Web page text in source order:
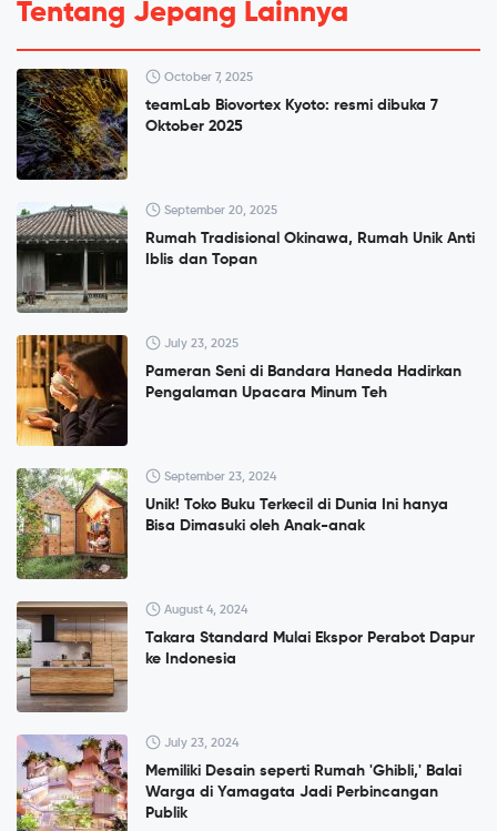
Tentang Jepang Lainnya
October 7, 2025
teamLab Biovortex Kyoto: resmi dibuka 7
Oktober 2025
September 20, 2025
Rumah Tradisional Okinawa, Rumah Unik Anti
Iblis dan Topan
July 23, 2025
Pameran Seni di Bandara Haneda Hadirkan
Pengalaman Upacara Minum Teh
September 23, 2024
Unik! Toko Buku Terkecil di Dunia Ini hanya
Bisa Dimasuki oleh Anak-anak
August 4, 2024
Takara Standard Mulai Ekspor Perabot Dapur
ke Indonesia
July 23, 2024
Memiliki Desain seperti Rumah 'Ghibli,' Balai
Warga di Yamagata Jadi Perbincangan
Publik